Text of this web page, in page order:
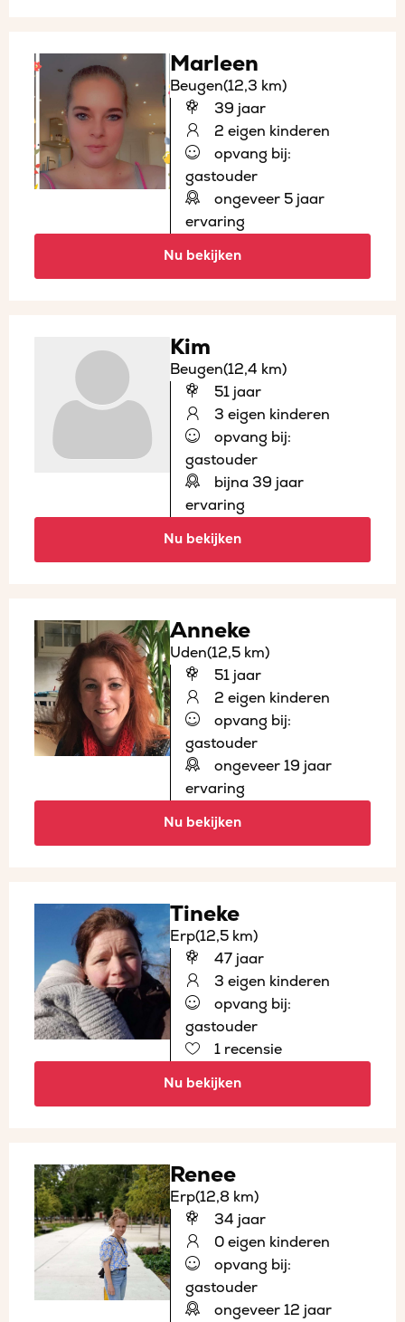
Marleen
Beugen(12,3 km)
39 jaar
2 eigen kinderen
opvang bij:
gastouder
ongeveer 5 jaar
ervaring
Nu bekijken
Kim
Beugen(12,4 km)
51 jaar
3 eigen kinderen
opvang bij:
gastouder
bijna 39 jaar
ervaring
Nu bekijken
Anneke
Uden(12,5 km)
51 jaar
2 eigen kinderen
opvang bij:
gastouder
ongeveer 19 jaar
ervaring
Nu bekijken
Tineke
Erp(12,5 km)
47 jaar
3 eigen kinderen
opvang bij:
gastouder
1 recensie
Nu bekijken
Renee
Erp(12,8 km)
34 jaar
0 eigen kinderen
opvang bij:
gastouder
ongeveer 12 jaar